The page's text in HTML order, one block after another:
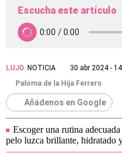
Escucha este artículo
LUJO NOTICIA
30 abr 2024 -
Paloma de la Hija Ferrero
Añádenos en Google
Escoger una rutina
pelo luzca brillante, hidratado